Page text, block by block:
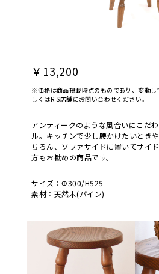
￥13,200
※価格は商品掲載時点のものであり、変動し
しくはRiS店舗にお問い合わせください。
アンティークのような風合いにこだ
ル。キッチンで少し腰かけたいとき
ちろん、ソファサイドに置いてサイ
方もお勧めの商品です。
サイズ：Φ300/H525
素材：天然木(パイン)